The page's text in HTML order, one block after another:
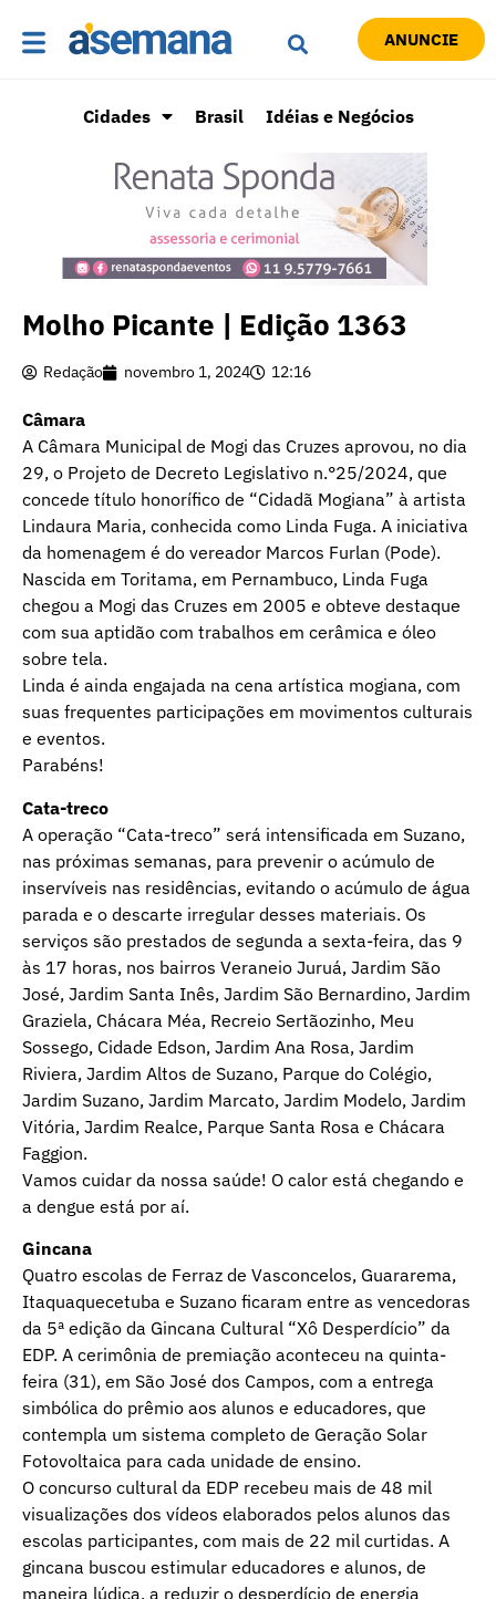
ANUNCIE
Cidades Brasil Idéias e Negócios
Molho Picante | Edição 1363
Redação novembro 1, 2024 12:16
Câmara
A Câmara Municipal de Mogi das Cruzes aprovou, no dia
29, o Projeto de Decreto Legislativo n.°25/2024, que
concede título honorífico de “Cidadã Mogiana” à artista
Lindaura Maria, conhecida como Linda Fuga. A iniciativa
da homenagem é do vereador Marcos Furlan (Pode).
Nascida em Toritama, em Pernambuco, Linda Fuga
chegou a Mogi das Cruzes em 2005 e obteve destaque
com sua aptidão com trabalhos em cerâmica e óleo
sobre tela.
Linda é ainda engajada na cena artística mogiana, com
suas frequentes participações em movimentos culturais
e eventos.
Parabéns!
Cata-treco
A operação “Cata-treco” será intensificada em Suzano,
nas próximas semanas, para prevenir o acúmulo de
inservíveis nas residências, evitando o acúmulo de água
parada e o descarte irregular desses materiais. Os
serviços são prestados de segunda a sexta-feira, das 9
às 17 horas, nos bairros Veraneio Juruá, Jardim São
José, Jardim Santa Inês, Jardim São Bernardino, Jardim
Graziela, Chácara Méa, Recreio Sertãozinho, Meu
Sossego, Cidade Edson, Jardim Ana Rosa, Jardim
Riviera, Jardim Altos de Suzano, Parque do Colégio,
Jardim Suzano, Jardim Marcato, Jardim Modelo, Jardim
Vitória, Jardim Realce, Parque Santa Rosa e Chácara
Faggion.
Vamos cuidar da nossa saúde! O calor está chegando e
a dengue está por aí.
Gincana
Quatro escolas de Ferraz de Vasconcelos, Guararema,
Itaquaquecetuba e Suzano ficaram entre as vencedoras
da 5ª edição da Gincana Cultural “Xô Desperdício” da
EDP. A cerimônia de premiação aconteceu na quinta-
feira (31), em São José dos Campos, com a entrega
simbólica do prêmio aos alunos e educadores, que
contempla um sistema completo de Geração Solar
Fotovoltaica para cada unidade de ensino.
O concurso cultural da EDP recebeu mais de 48 mil
visualizações dos vídeos elaborados pelos alunos das
escolas participantes, com mais de 22 mil curtidas. A
gincana buscou estimular educadores e alunos, de
maneira lúdica, a reduzir o desperdício de energia